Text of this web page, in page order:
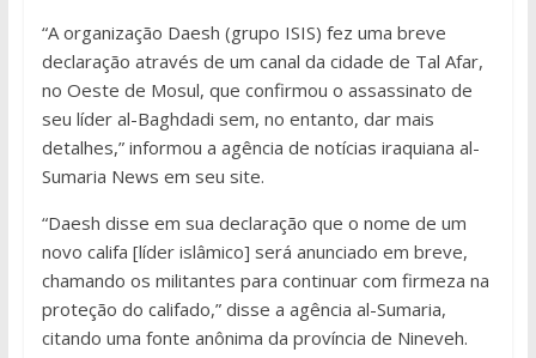
“A organização Daesh (grupo ISIS) fez uma breve
declaração através de um canal da cidade de Tal Afar,
no Oeste de Mosul, que confirmou o assassinato de
seu líder al-Baghdadi sem, no entanto, dar mais
detalhes,” informou a agência de notícias iraquiana al-
Sumaria News em seu site.
“Daesh disse em sua declaração que o nome de um
novo califa [líder islâmico] será anunciado em breve,
chamando os militantes para continuar com firmeza na
proteção do califado,” disse a agência al-Sumaria,
citando uma fonte anônima da província de Nineveh.